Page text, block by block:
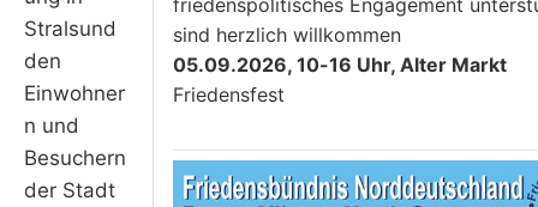
Stralsund
den
Einwohner
n und
Besuchern
der Stadt
friedenspolitisches Engagement
sind herzlich willkommen
05.09.2026, 10-16 Uhr, Alter Markt
Friedensfest